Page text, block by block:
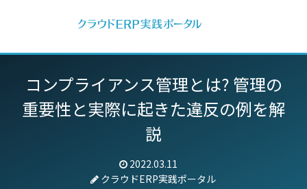
コンプライアンス管理とは? 管理の
重要性と実際に起きた違反の例を解
説
2022.03.11
クラウドERP実践ポータル